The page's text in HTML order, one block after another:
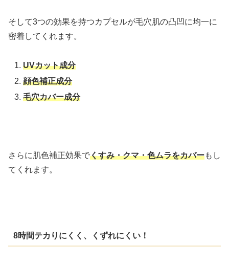
そして3つの効果を持つカプセルが毛穴肌の凸凹に均一に
密着してくれます。
UVカット成分
顔色補正成分
毛穴カバー成分
さらに肌色補正効果でくすみ・クマ・色ムラをカバーもし
てくれます。
8時間テカりにくく、くずれにくい！